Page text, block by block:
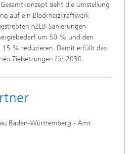
sieht die Umstellung
auf ein Blockheizkraftwerk
nZEB-Sanierungen
um 50 % und den
15 % reduzieren. Damit erfüllt das
Zielsetzungen für 2030.
Baden-Württemberg - Amt